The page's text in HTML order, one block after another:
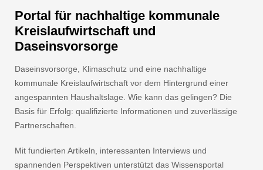
Portal für nachhaltige kommunale
Kreislaufwirtschaft und
Daseinsvorsorge
Daseinsvorsorge, Klimaschutz und eine nachhaltige
kommunale Kreislaufwirtschaft vor dem Hintergrund einer
angespannten Haushaltslage. Wie kann das gelingen? Die
Basis für Erfolg: qualifizierte Informationen und zuverlässige
Partnerschaften.
Mit fundierten Artikeln, interessanten Interviews und
spannenden Perspektiven unterstützt das Wissensportal